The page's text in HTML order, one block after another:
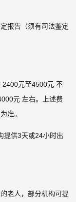
报告（须有司法鉴定
2400元至4500元 不
元 左右。上述费
准。
提供3天或24小时出
老人，部分机构可提